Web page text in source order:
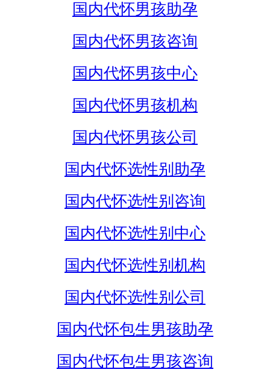
国内代怀男孩助孕
国内代怀男孩咨询
国内代怀男孩中心
国内代怀男孩机构
国内代怀男孩公司
国内代怀选性别助孕
国内代怀选性别咨询
国内代怀选性别中心
国内代怀选性别机构
国内代怀选性别公司
国内代怀包生男孩助孕
国内代怀包生男孩咨询